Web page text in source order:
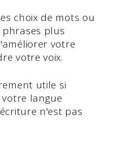
choix de mots ou
plus
votre
votre voix.
utile si
langue
n'est pas